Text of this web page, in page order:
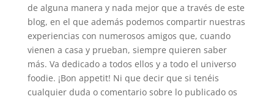
de alguna manera y nada mejor que a través de este
blog, en el que además podemos compartir nuestras
experiencias con numerosos amigos que, cuando
vienen a casa y prueban, siempre quieren saber
más. Va dedicado a todos ellos y a todo el universo
foodie. ¡Bon appetit! Ni que decir que si tenéis
cualquier duda o comentario sobre lo publicado os